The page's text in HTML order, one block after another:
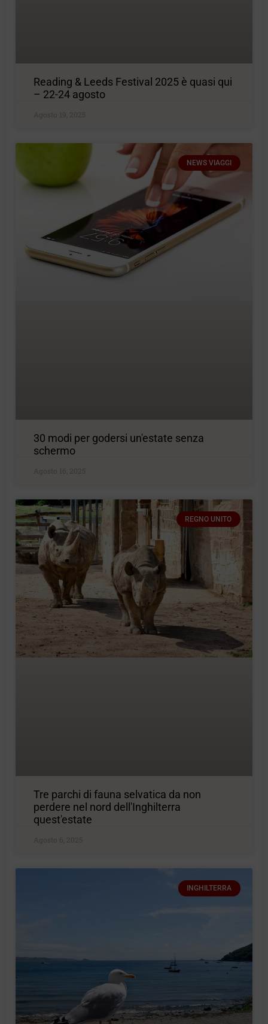
Reading & Leeds Festival 2025 è quasi qui
– 22-24 agosto
Agosto 19, 2025
NEWS VIAGGI
30 modi per godersi un'estate senza
schermo
Agosto 16, 2025
REGNO UNITO
Tre parchi di fauna selvatica da non
perdere nel nord dell'Inghilterra
quest'estate
Agosto 6, 2025
INGHILTERRA